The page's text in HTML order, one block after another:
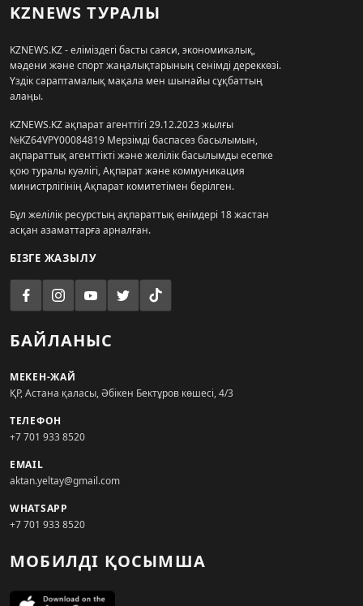
KZNEWS ТУРАЛЫ
KZNEWS.KZ - еліміздегі басты саяси, экономикалық,
мәдени және спорт жаңалықтарының сенімді дереккөзі.
Үздік сараптамалық мақала мен шынайы сұқбаттың
алаңы.
KZNEWS.KZ ақпарат агенттігі 29.12.2023 жылғы
№KZ64VPY00084819 Мерзімді баспасөз басылымын,
ақпараттық агенттікті және желілік басылымды есепке
қою туралы куәлігі, Ақпарат және коммуникация
министрлігінің Ақпарат комитетімен берілген.
Бұл желілік ресурстың ақпараттық өнімдері 18 жастан
асқан азаматтарға арналған.
БІЗГЕ ЖАЗЫЛУ
БАЙЛАНЫС
МЕКЕН-ЖАЙ
ҚР, Астана қаласы, Әбікен Бектұров көшесі, 4/3
ТЕЛЕФОН
+7 701 933 8520
EMAIL
aktan.yeltay@gmail.com
WHATSAPP
+7 701 933 8520
МОБИЛДІ ҚОСЫМША